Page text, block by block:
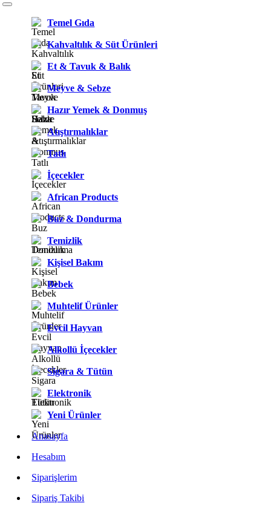
Temel Gıda
Kahvaltılık & Süt Ürünleri
Et & Tavuk & Balık
Meyve & Sebze
Hazır Yemek & Donmuş
Atıştırmalıklar
Tatlı
İçecekler
African Products
Buz & Dondurma
Temizlik
Kişisel Bakım
Bebek
Muhtelif Ürünler
Evcil Hayvan
Alkollü İçecekler
Sigara & Tütün
Elektronik
Yeni Ürünler
Anasayfa
Hesabım
Siparişlerim
Sipariş Takibi